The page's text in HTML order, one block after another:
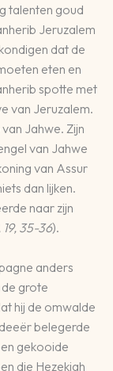
talenten goud
Jeruzalem
dat de
eten en
spotte met
van Jeruzalem.
Jahwe. Zijn
van Jahwe
van Assur
dan lijken.
naar zijn
35-36).
anders
grote
hij de omwalde
belegerde
gekooide
die Hezekiah